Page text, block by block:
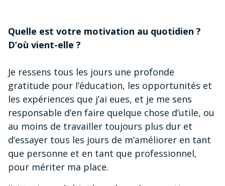
Quelle est votre motivation au quotidien ?
D’où vient-elle ?
Je ressens tous les jours une profonde
gratitude pour l’éducation, les opportunités et
les expériences que j’ai eues, et je me sens
responsable d’en faire quelque chose d’utile, ou
au moins de travailler toujours plus dur et
d’essayer tous les jours de m’améliorer en tant
que personne et en tant que professionnel,
pour mériter ma place.